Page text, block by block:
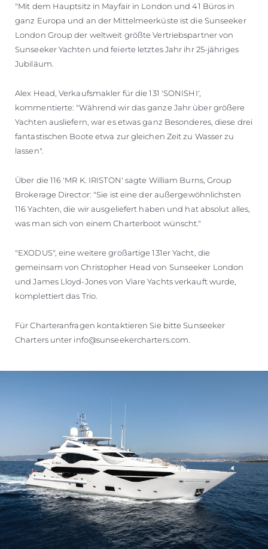
"Mit dem Hauptsitz in Mayfair in London und 41 Büros in
ganz Europa und an der Mittelmeerküste ist die Sunseeker
London Group der weltweit größte Vertriebspartner von
Sunseeker Yachten und feierte letztes Jahr ihr 25-jähriges
Jubiläum.
Alex Head, Verkaufsmakler für die 131 'SONISHI',
kommentierte: "Während wir das ganze Jahr über größere
Yachten ausliefern, war es etwas ganz Besonderes, diese drei
fantastischen Boote etwa zur gleichen Zeit zu Wasser zu
lassen".
Über die 116 'MR K. IRISTON' sagte William Burns, Group
Brokerage Director: "Sie ist eine der außergewöhnlichsten
116 Yachten, die wir ausgeliefert haben und hat absolut alles,
was man sich von einem Charterboot wünscht."
"EXODUS", eine weitere großartige 131er Yacht, die
gemeinsam von Christopher Head von Sunseeker London
und James Lloyd-Jones von Viare Yachts verkauft wurde,
komplettiert das Trio.
Für Charteranfragen kontaktieren Sie bitte Sunseeker
Charters unter info@sunseekercharters.com.